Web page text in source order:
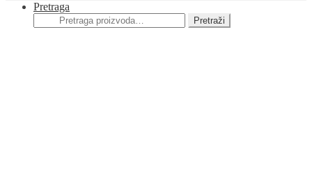
Pretraga
Pretraga
za:
Pretraži